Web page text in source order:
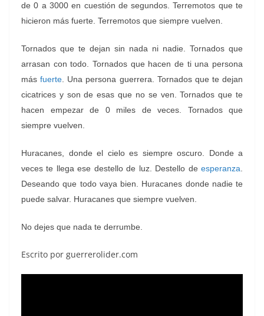
de 0 a 3000 en cuestión de segundos. Terremotos que te
hicieron más fuerte. Terremotos que siempre vuelven.
Tornados que te dejan sin nada ni nadie. Tornados que
arrasan con todo. Tornados que hacen de ti una persona
másfuerte . Una persona guerrera. Tornados que te dejan
cicatrices y son de esas que no se ven. Tornados que te
hacen empezar de 0 miles de veces. Tornados que
siempre vuelven.
Huracanes, donde el cielo es siempre oscuro. Donde a
veces te llega ese destello de luz. Destello de esperanza
Deseando que todo vaya bien. Huracanes donde nadie te
puede salvar. Huracanes que siempre vuelven.
No dejes que nada te derrumbe.
Escrito por guerrerolider.com